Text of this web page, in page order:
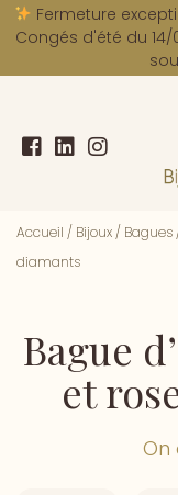
Fermeture
Congés d'été du
Accueil / Bijoux / Bagues
diamants
Bague
et
On